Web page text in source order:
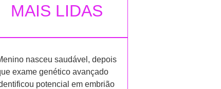
MAIS LIDAS
nasceu saudável, depois
exame genético avançado
potencial em embrião